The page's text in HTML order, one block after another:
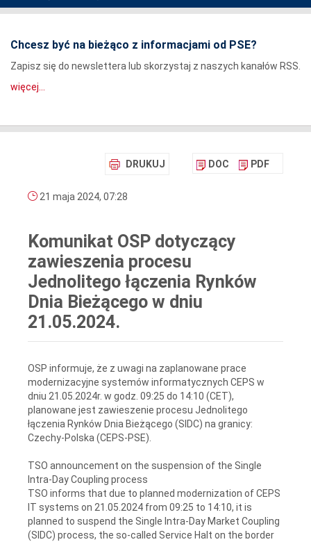
Chcesz być na bieżąco z informacjami od PSE?
Zapisz się do newslettera lub skorzystaj z naszych kanałów RSS.
więcej...
DRUKUJ DOC PDF
21 maja 2024, 07:28
Komunikat OSP dotyczący
zawieszenia procesu
Jednolitego łączenia Rynków
Dnia Bieżącego w dniu
21.05.2024.
OSP informuje, że z uwagi na zaplanowane prace
modernizacyjne systemów informatycznych CEPS w
dniu 21.05.2024r. w godz. 09:25 do 14:10 (CET),
planowane jest zawieszenie procesu Jednolitego
łączenia Rynków Dnia Bieżącego (SIDC) na granicy:
Czechy-Polska (CEPS-PSE).
TSO announcement on the suspension of the Single
Intra-Day Coupling process
TSO informs that due to planned modernization of CEPS
IT systems on 21.05.2024 from 09:25 to 14:10, it is
planned to suspend the Single Intra-Day Market Coupling
(SIDC) process, the so-called Service Halt on the border